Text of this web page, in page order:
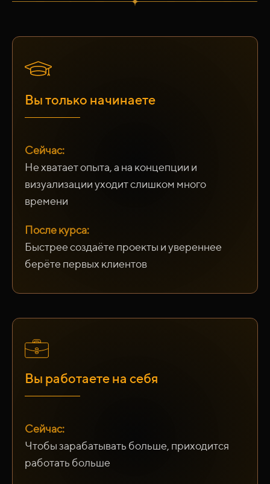
Вы только начинаете
Сейчас:
Не хватает опыта, а на концепции и
визуализации уходит слишком много
времени
После курса:
Быстрее создаёте проекты и увереннее
берёте первых клиентов
Вы работаете на себя
Сейчас:
Чтобы зарабатывать больше, приходится
работать больше